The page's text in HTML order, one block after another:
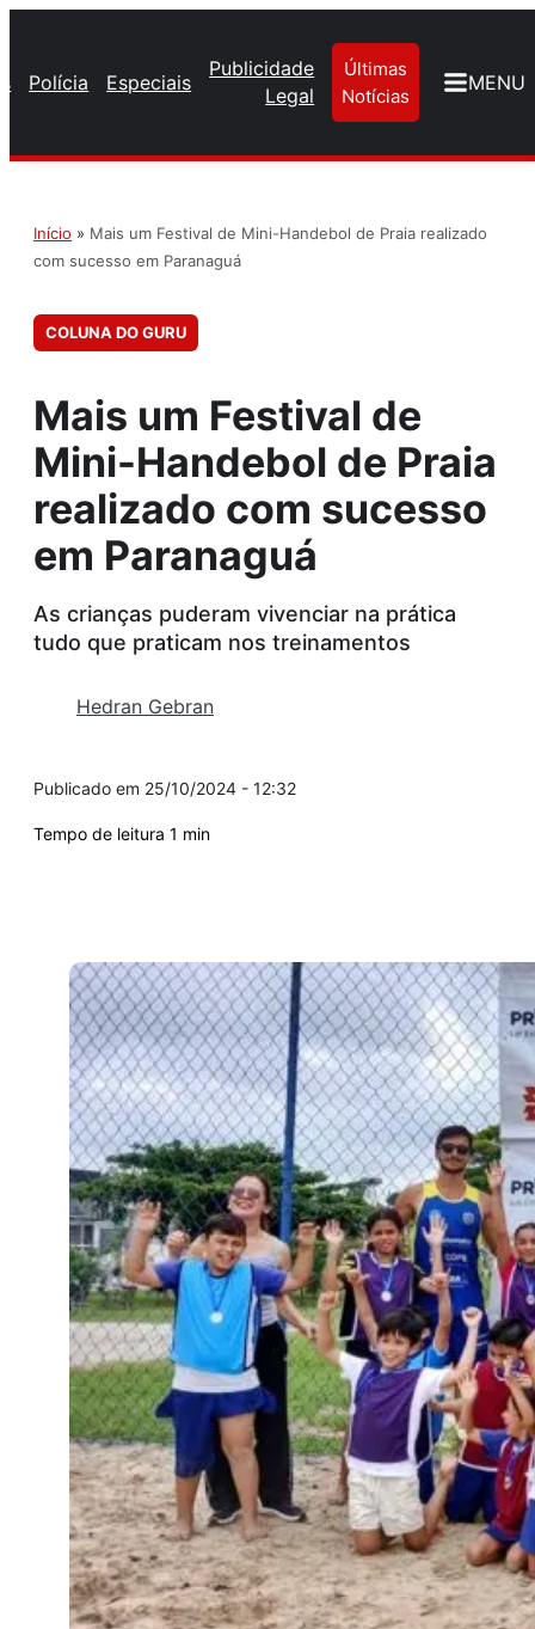
Polícia Especiais
Publicidade
Legal
Últimas
Notícias
MENU
Início » Mais um Festival de Mini-Handebol de Praia realizado
com sucesso em Paranaguá
COLUNA DO GURU
Mais um Festival de
Mini-Handebol de Praia
realizado com sucesso
em Paranaguá
As crianças puderam vivenciar na prática
tudo que praticam nos treinamentos
Hedran Gebran
25/10/2024 - 12:32